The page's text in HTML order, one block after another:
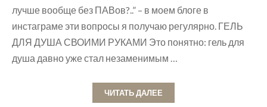
лучше вообще без ПАВов?..” – в моем блоге в
инстаграме эти вопросы я получаю регулярно. ГЕЛЬ
ДЛЯ ДУША СВОИМИ РУКАМИ Это понятно: гель для
душа давно уже стал незаменимым …
ЧИТАТЬ ДАЛЕЕ